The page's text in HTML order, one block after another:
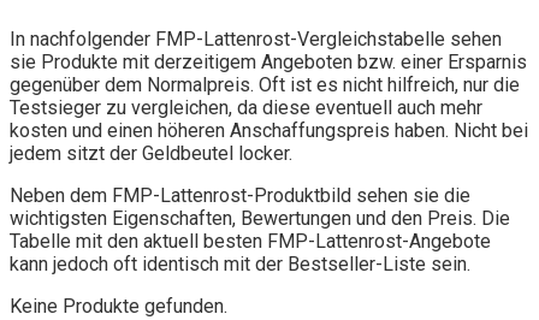
In nachfolgender FMP-Lattenrost-Vergleichstabelle sehen
sie Produkte mit derzeitigem Angeboten bzw. einer Ersparnis
gegenüber dem Normalpreis. Oft ist es nicht hilfreich, nur die
Testsieger zu vergleichen, da diese eventuell auch mehr
kosten und einen höheren Anschaffungspreis haben. Nicht bei
jedem sitzt der Geldbeutel locker.
Neben dem FMP-Lattenrost-Produktbild sehen sie die
wichtigsten Eigenschaften, Bewertungen und den Preis. Die
Tabelle mit den aktuell besten FMP-Lattenrost-Angebote
kann jedoch oft identisch mit der Bestseller-Liste sein.
Keine Produkte gefunden.